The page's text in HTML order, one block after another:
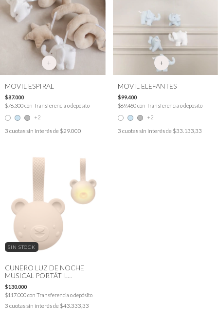
+
MOVIL ESPIRAL
$87.000
$78.300con Transferencia o depósito
+2
3 cuotas sin interés de $29.000
+
MOVIL ELEFANTES
$99.400
$89.460con Transferencia o depósito
+2
3 cuotas sin interés de $33.133,33
SIN STOCK
CUNERO LUZ DE NOCHE
MUSICAL PORTÁTIL
RECARGABLE TAF TOYS
$130.000
$117.000con Transferencia o depósito
3 cuotas sin interés de $43.333,33